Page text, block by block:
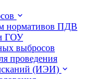
нормативов ПДВ
ГОУ
выбросов
проведения
(ИЭИ)